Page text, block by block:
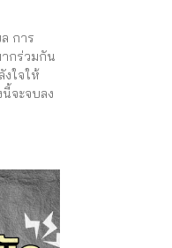
การ
กร่วมกัน
งใจให้
จะจบลง